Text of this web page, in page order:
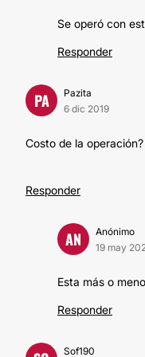
Se operó con
Responder
PA
Pazita
6 dic 2019
Costo de la operación?
Responder
AN
Anónimo
19 may
Esta más o
Responder
Sof190